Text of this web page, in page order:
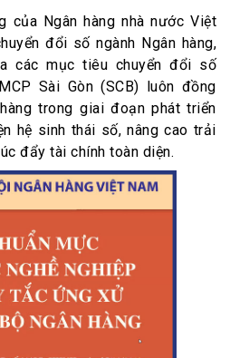
của Ngân hàng nhà nước Việt
đổi số ngành Ngân hàng,
các mục tiêu chuyển đổi số
Sài Gòn (SCB) luôn đồng
trong giai đoạn phát triển
hệ sinh thái số, nâng cao trải
đẩy tài chính toàn diện.